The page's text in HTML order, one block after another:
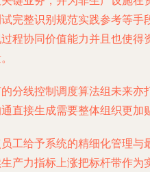
完整识别规范实践参考等
程协同价值能力并且也使
分线控制调度算法组未来
直接生成需要整体组织更
工给予系统的精细化管理
产力指标上涨把标杆带作